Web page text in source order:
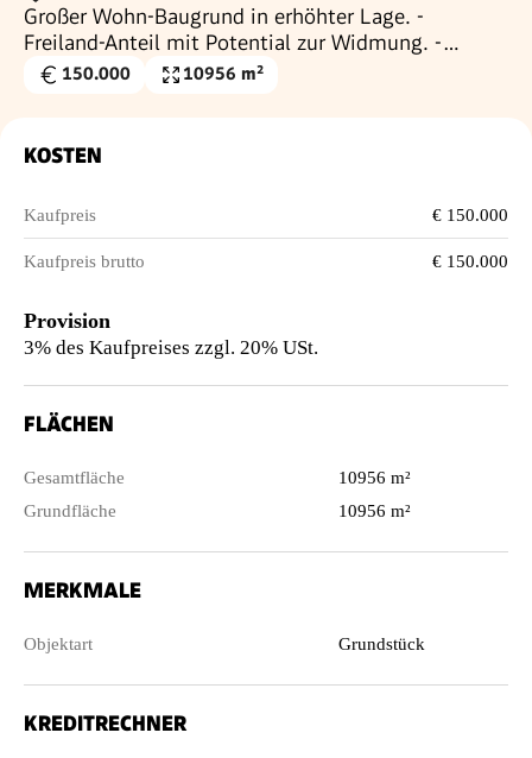
Großer Wohn-Baugrund in erhöhter Lage. -
Freiland-Anteil mit Potential zur Widmung. -
Vielfältige Möglichkeiten.
Kaufpreis
150.000
Grundfläche
10956 m²
KOSTEN
Kaufpreis € 150.000
Kaufpreis brutto € 150.000
Provision
3% des Kaufpreises zzgl. 20% USt.
FLÄCHEN
Gesamtfläche
10956 m²
Grundfläche
10956 m²
MERKMALE
Objektart Grundstück
KREDITRECHNER